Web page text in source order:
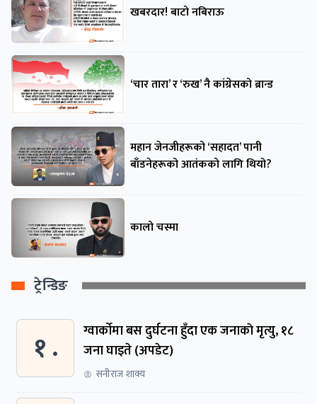
खबरदार! बाटो नबिराऊ
‘चार तारा’ र ‘रुख’ नै कांग्रेसको ब्रान्ड
महान जेनजीहरूको ‘सहादत’ पानी
बाँडनेहरूको आतंकको लागि थियो?
कालो चस्मा
ट्रेन्डिङ
१ .
ग्वार्काेमा बस दुर्घटना हुँदा एक जनाकाे मृत्यु, १८
जना घाइते (अपडेट)
सनीराज शाक्य